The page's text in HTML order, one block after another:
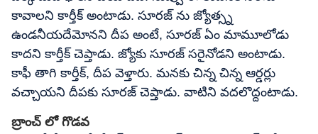
కావాలని కార్తీక్ అంటాడు. సూరజ్ ను జ్యోత్స్న
ఉండనీయదేమోనని దీప అంటే, సూరజ్ ఏం మామూలోడు
కాదని కార్తీక్ చెప్తాడు. జ్యోకు సూరజ్ సరైనోడని అంటాడు.
కాఫీ తాగి కార్తీక్, దీప వెళ్తారు. మనకు చిన్న చిన్న ఆర్డర్లు
వచ్చాయని దీపకు సూరజ్ చెప్తాడు. వాటిని వదలొద్దంటాడు.
బ్రాంచ్ లో గొడవ